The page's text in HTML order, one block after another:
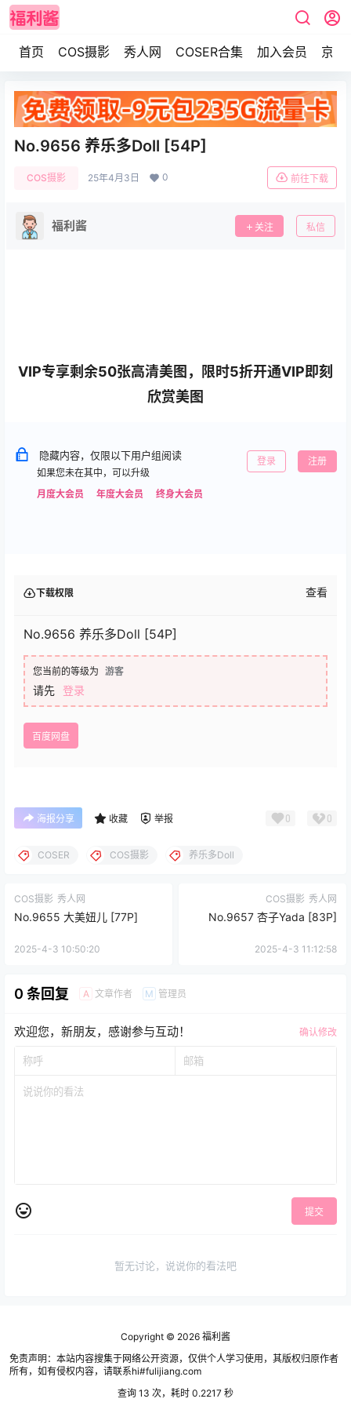
首页 COS摄影 秀人网 COSER合集 加入会员 京东
No.9656 养乐多Doll [54P]
COS摄影 25年4月3日 0 前往下载
福利酱 关注 私信
VIP专享剩余50张高清美图，限时5折开通VIP即刻
欣赏美图
隐藏内容，仅限以下用户组阅读
如果您未在其中，可以升级
月度大会员
年度大会员 终身大会员
登录 注册
下载权限 查看
No.9656 养乐多Doll [54P]
您当前的等级为 游客
请先 登录
百度网盘
海报分享 收藏 举报 0 0
COSER COS摄影 养乐多Doll
COS摄影 秀人网
No.9655 大美妞儿 [77P]
2025-4-3 10:50:20
COS摄影 秀人网
No.9657 杏子Yada [83P]
2025-4-3 11:12:58
0 条回复 A 文章作者 M 管理员
欢迎您，新朋友，感谢参与互动！ 确认修改
提交
暂无讨论，说说你的看法吧
Copyright © 2026 福利酱
免责声明：本站内容搜集于网络公开资源，仅供个人学习使用，其版权归原作者
所有，如有侵权内容，请联系hi#fulijiang.com
查询 13 次，耗时 0.2217 秒